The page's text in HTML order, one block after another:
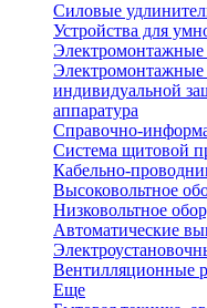
Силовые
Устройства для
Электромонтажные
Электромонтажные
индивидуальной
аппаратура
Справочно-
Система щитовой
Кабельно-
Высоковольтное
Низковольтное
Автоматические
Вентилляционные
Еще